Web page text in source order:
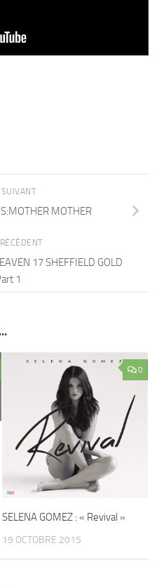
MOTHER
17 SHEFFIELD GOLD
1
0
SELENA GOMEZ : « Revival »
19 OCTOBRE 2015